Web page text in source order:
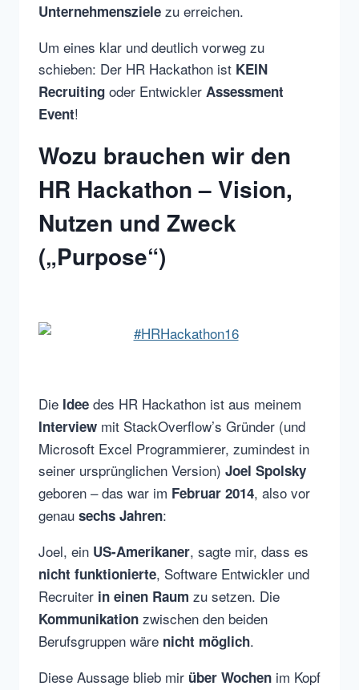
Unternehmensziele zu erreichen.
Um eines klar und deutlich vorweg zu
schieben: Der HR Hackathon ist KEIN
Recruiting oder Entwickler Assessment
Event!
Wozu brauchen wir den
HR Hackathon – Vision,
Nutzen und Zweck
(„Purpose“)
Die Idee des HR Hackathon ist aus meinem
Interview mit StackOverflow’s Gründer (und
Microsoft Excel Programmierer, zumindest in
seiner ursprünglichen Version) Joel Spolsky
geboren – das war im Februar 2014, also vor
genau sechs Jahren:
Joel, ein US-Amerikaner, sagte mir, dass es
nicht funktionierte, Software Entwickler und
Recruiter in einen Raum zu setzen. Die
Kommunikation zwischen den beiden
Berufsgruppen wäre nicht möglich.
Diese Aussage blieb mir über Wochen im Kopf